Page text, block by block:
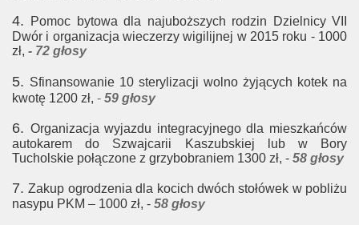
4.
Pomoc bytowa dla najuboższych rodzin Dzielnicy VII
Dwór i organizacja wieczerzy wigilijnej w 2015 roku - 1000
zł, - 72 głosy
5. Sfinansowanie 10 sterylizacji wolno żyjących kotek na
kwotę 1200 zł, - 59 głosy
6. Organizacja wyjazdu integracyjnego dla mieszkańców
autokarem do Szwajcarii
Kaszubskiej lub w Bory
Tucholskie połączone z grzybobraniem 1300 zł, - 58 głosy
7.Zakup ogrodzenia dla kocich dwóch stołówek w pobliżu
nasypu PKM – 1000 zł, - 58 głosy